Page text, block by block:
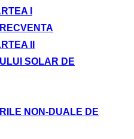
I
II
SOLAR DE
NON-DUALE DE